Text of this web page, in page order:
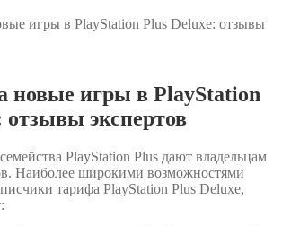
игры в PlayStation Plus Deluxe: отзывы
новые игры в PlayStation
отзывы экспертов
PlayStation Plus дают владельцам
Наиболее широкими возможностями
тарифа PlayStation Plus Deluxe,